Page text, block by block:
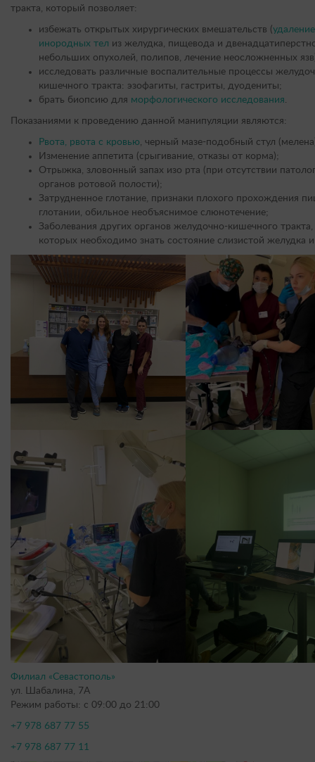
тракта, который позволяет:
избежать открытых хирургических вмешательств ( удаление
инородных тел из желудка, пищевода и
небольших опухолей, полипов, лечение неосложненных
исследовать различные воспалительные процессы
кишечного тракта: эзофагиты, гастриты, дуодениты;
брать биопсию для морфологического исследования.
Показаниями к проведению данной манипуляции являются:
Рвота, рвота с кровью, черный мазе-подобный стул
Изменение аппетита (срыгивание, отказы от корма);
Отрыжка, зловонный запах изо рта (при отсутствии
органов ротовой полости);
Затрудненное глотание, признаки плохого прохождения
глотании, обильное необъяснимое слюнотечение;
Заболевания других органов желудочно-кишечного
которых необходимо знать состояние слизистой желудка
Филиал «Севастополь»
ул. Шабалина, 7А
Режим работы: с 09:00 до 21:00
+7 978 687 77 55
+7 978 687 77 11